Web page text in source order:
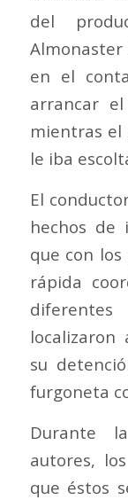
del
Almonaster
en el
arrancar
mientras el
le iba
El
hechos de
que con
rápida
localizaron
su
furgoneta
Durante
autores,
que éstos